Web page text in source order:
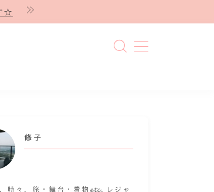
☆
修子
時々、旅・舞台・着物𝓮𝓽𝓬. レジャ